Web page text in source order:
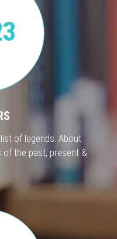
of legends. About
of the past, present &